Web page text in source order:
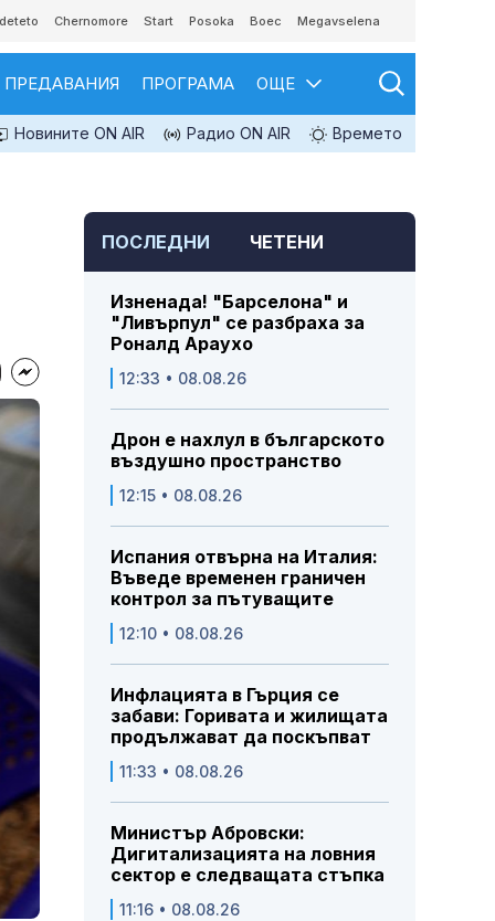
Chernomore Start Posoka Boec Megavselena
ПРЕДАВАНИЯ ПРОГРАМА ОЩЕ
Новините ON AIR Радио ON AIR Времето
ПОСЛЕДНИ ЧЕТЕНИ
Изненада! "Барселона" и
"Ливърпул" се разбраха за
Роналд Араухо
12:33 • 08.08.26
Дрон е нахлул в българското
въздушно пространство
12:15 • 08.08.26
Испания отвърна на Италия:
Въведе временен граничен
контрол за пътуващите
12:10 • 08.08.26
Инфлацията в Гърция се
забави: Горивата и жилищата
продължават да поскъпват
11:33 • 08.08.26
Министър Абровски:
Дигитализацията на ловния
сектор е следващата стъпка
11:16 • 08.08.26